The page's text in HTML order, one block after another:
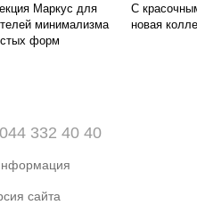
Маркус для
минимализма
форм
С
новая
044 332 40 40
сайта